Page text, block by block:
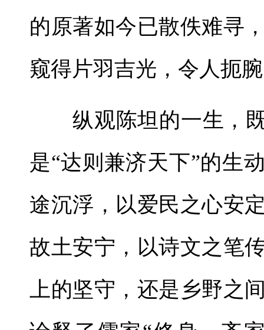
的原著如今已散佚难寻
窥得片羽吉光，令人扼
纵观陈坦的一生，既
是“达则兼济天下”的生
途沉浮，以爱民之心安
故土安宁，以诗文之笔
上的坚守，还是乡野之